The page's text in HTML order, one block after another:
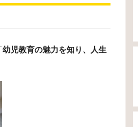
幼児教育の魅力を知り、人生